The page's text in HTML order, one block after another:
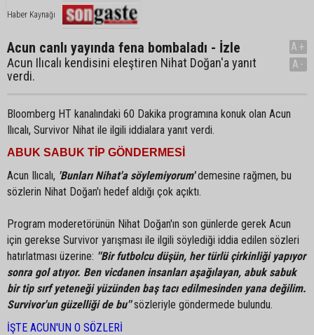
Haber Kaynağı
Acun canlı yayında fena bombaladı - İzle
Acun Ilıcalı kendisini eleştiren Nihat Doğan'a yanıt
verdi.
A+
A-
Bloomberg HT kanalındaki 60 Dakika programına konuk olan Acun
Ilıcalı, Survivor Nihat ile ilgili iddialara yanıt verdi.
ABUK SABUK TİP GÖNDERMESİ
Acun Ilıcalı, 'Bunları Nihat'a söylemiyorum'demesine rağmen, bu
sözlerin Nihat Doğan'ı hedef aldığı çok açıktı.
Program moderetörünün Nihat Doğan'ın son günlerde gerek Acun
için gerekse Survivor yarışması ile ilgili söylediği iddia edilen sözleri
hatırlatması üzerine: ''Bir futbolcu düşün, her türlü çirkinliği yapıyor
sonra gol atıyor. Ben vicdanen insanları aşağılayan, abuk sabuk
bir tip sırf yeteneği yüzünden baş tacı edilmesinden yana değilim.
Survivor'un güzelliği de bu''sözleriyle göndermede bulundu.
İŞTE ACUN'UN O SÖZLERİ